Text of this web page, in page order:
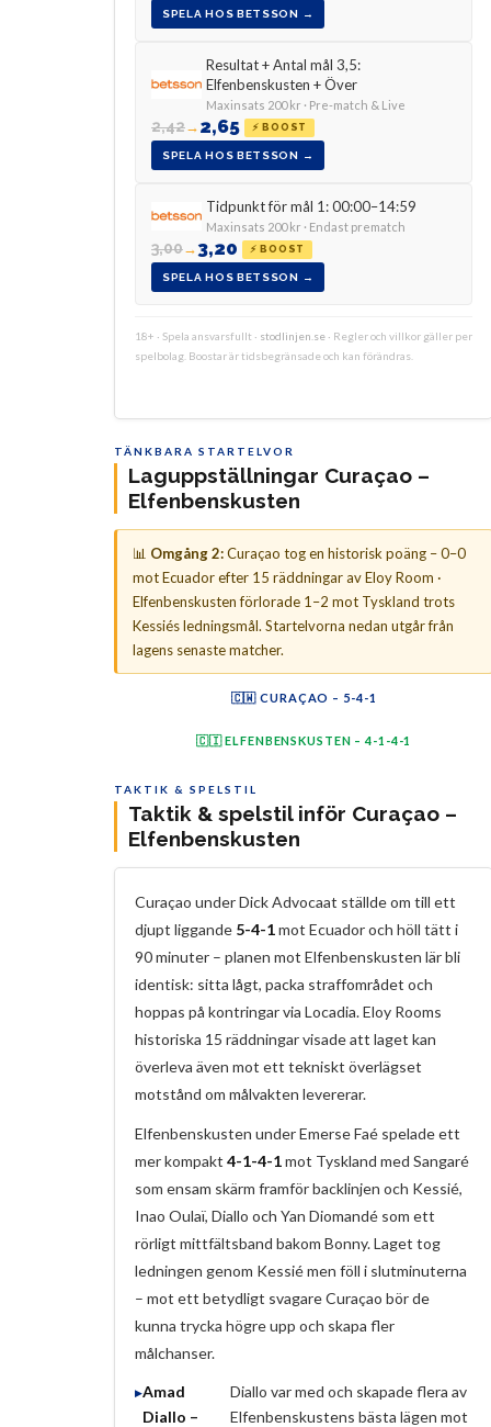
SPELA HOS BETSSON →
Resultat + Antal mål 3,5:
Elfenbenskusten + Över
Maxinsats 200 kr · Pre-match & Live
2,42→2,65 ⚡ BOOST
SPELA HOS BETSSON →
Tidpunkt för mål 1: 00:00–14:59
Maxinsats 200 kr · Endast prematch
3,00→3,20 ⚡ BOOST
SPELA HOS BETSSON →
18+ · Spela ansvarsfullt · stodlinjen.se · Regler och villkor gäller per
spelbolag. Boostar är tidsbegränsade och kan förändras.
TÄNKBARA STARTELVOR
Laguppställningar Curaçao –
Elfenbenskusten
📊 Omgång 2:Curaçao tog en historisk poäng – 0–0
mot Ecuador efter 15 räddningar av Eloy Room ·
Elfenbenskusten förlorade 1–2 mot Tyskland trots
Kessiés ledningsmål. Startelvorna nedan utgår från
lagens senaste matcher.
🇨🇼 CURAÇAO – 5-4-1
🇨🇮 ELFENBENSKUSTEN – 4-1-4-1
TAKTIK & SPELSTIL
Taktik & spelstil inför Curaçao –
Elfenbenskusten
Curaçao under Dick Advocaat ställde om till ett
djupt liggande 5-4-1mot Ecuador och höll tätt i
90 minuter – planen mot Elfenbenskusten lär bli
identisk: sitta lågt, packa straffområdet och
hoppas på kontringar via Locadia. Eloy Rooms
historiska 15 räddningar visade att laget kan
överleva även mot ett tekniskt överlägset
motstånd om målvakten levererar.
Elfenbenskusten under Emerse Faé spelade ett
mer kompakt 4-1-4-1mot Tyskland med Sangaré
som ensam skärm framför backlinjen och Kessié,
Inao Oulaï, Diallo och Yan Diomandé som ett
rörligt mittfältsband bakom Bonny. Laget tog
ledningen genom Kessié men föll i slutminuterna
– mot ett betydligt svagare Curaçao bör de
kunna trycka högre upp och skapa fler
målchanser.
Amad
Diallo –
Diallo var med och skapade flera av
Elfenbenskustens bästa lägen mot